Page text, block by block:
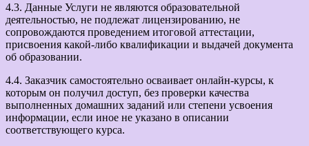
4.3. Данные Услуги не являются образовательной
деятельностью, не подлежат лицензированию, не
сопровождаются проведением итоговой аттестации,
присвоения какой-либо квалификации и выдачей документа
об образовании.
4.4. Заказчик самостоятельно осваивает онлайн-курсы, к
которым он получил доступ, без проверки качества
выполненных домашних заданий или степени усвоения
информации, если иное не указано в описании
соответствующего курса.